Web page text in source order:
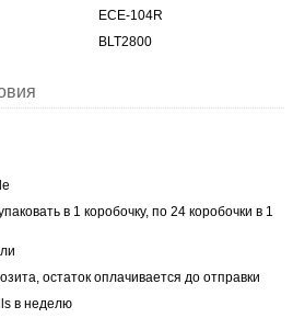
ECE-104R
BLT2800
в 1 коробочку, по 24 коробочки в 1
остаток оплачивается до отправки
в неделю